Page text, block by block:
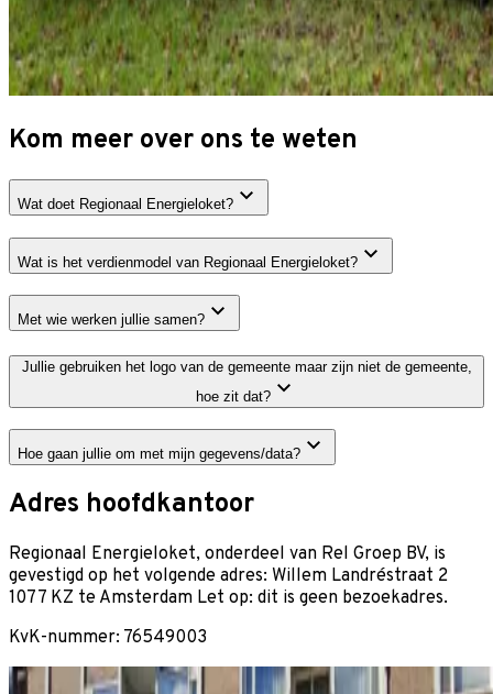
Kom meer over ons te weten
Wat doet Regionaal Energieloket?
Wat is het verdienmodel van Regionaal Energieloket?
Met wie werken jullie samen?
Jullie gebruiken het logo van de gemeente maar zijn niet de gemeente,
hoe zit dat?
Hoe gaan jullie om met mijn gegevens/data?
Adres hoofdkantoor
Regionaal Energieloket, onderdeel van Rel Groep BV, is
gevestigd op het volgende adres: Willem Landréstraat 2
1077 KZ te Amsterdam Let op: dit is geen bezoekadres.
KvK-nummer: 76549003